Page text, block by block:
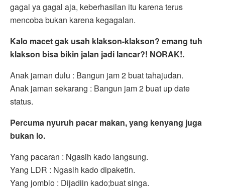
gagal ya gagal aja, keberhasilan itu karena terus
mencoba bukan karena kegagalan.
Kalo macet gak usah klakson-klakson? emang tuh
klakson bisa bikin jalan jadi lancar?! NORAK!.
Anak jaman dulu : Bangun jam 2 buat tahajudan.
Anak jaman sekarang : Bangun jam 2 buat up date
status.
Percuma nyuruh pacar makan, yang kenyang juga
bukan lo.
Yang pacaran : Ngasih kado langsung.
Yang LDR : Ngasih kado dipaketin.
Yang jomblo : Dijadiin kado;buat singa.